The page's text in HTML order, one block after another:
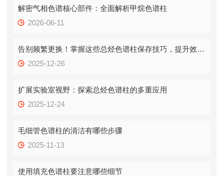
解密气相色谱核心部件：全面解析甲烷色谱柱
2026-06-11
告别频繁更换！掌握这些总烃色谱柱保存技巧，提升效率！
2025-12-26
扩展实验室视野：探索总烃色谱柱的多重应用
2025-12-24
毛细管色谱柱的清洁有哪些步骤
2025-11-13
使用填充色谱柱要注意哪些细节